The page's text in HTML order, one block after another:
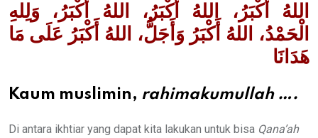
اللهُ أَكْبَرُ، اللهُ أَكْبَرُ، اللهُ أَكْبَرُ، وَلِلهِ
الْحَمْدُ، اللهُ أَكْبَرُ وَأَجَلُّ، اللهُ أَكْبَرُ عَلَى مَا
هَدَانَا
Kaum muslimin, rahimakumullah ….
Di antara ikhtiar yang dapat kita lakukan untuk bisa Qana’ah